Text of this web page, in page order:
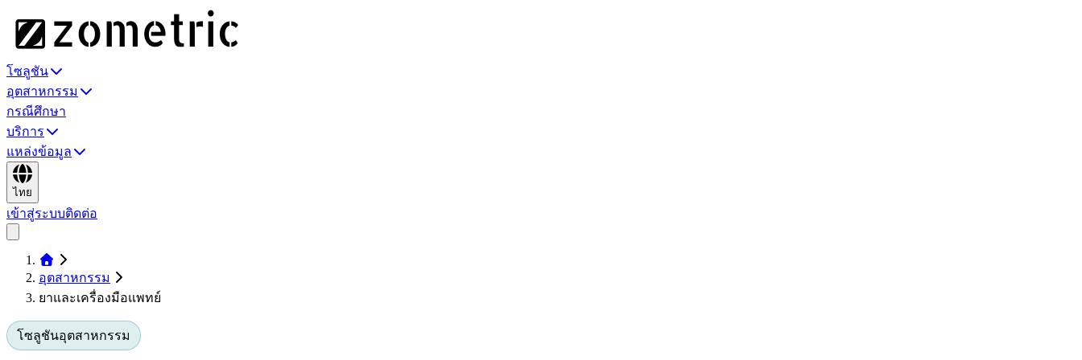
โซลูชัน
อุตสาหกรรม
กรณีศึกษา
บริการ
แหล่งข้อมูล
ไทย
เข้าสู่ระบบติดต่อ
อุตสาหกรรม
ยาและเครื่องมือแพทย์
โซลูชันอุตสาหกรรม